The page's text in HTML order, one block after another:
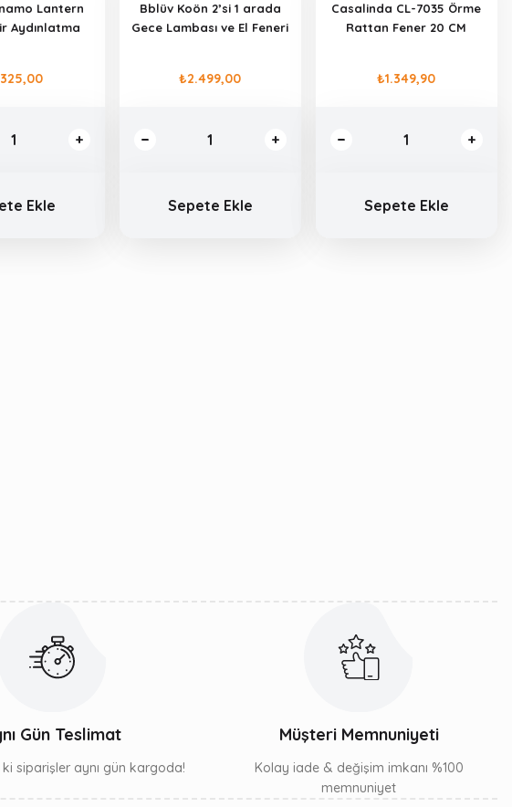
Lantern
Aydınlatma
Ekle
Bblüv Koön 2’si 1 arada
Gece Lambası ve El Feneri
₺2.499,00
Sepete Ekle
Casalinda CL-7035 Örme
Rattan Fener 20 CM
₺1.349,90
Sepete Ekle
Gün Teslimat
ki siparişler aynı gün kargoda!
Müşteri Memnuniyeti
Kolay iade & değişim imkanı %100
memnuniyet